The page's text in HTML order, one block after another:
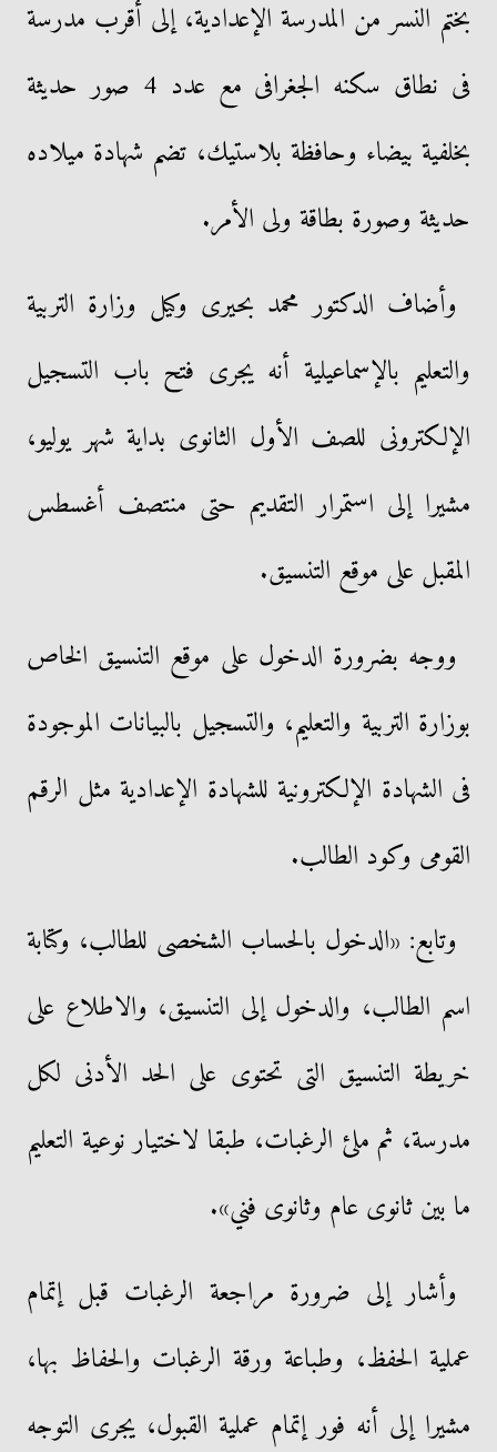
بختم النسر من المدرسة الإعدادية، إلى أقرب مدرسة
فى نطاق سكنه الجغرافى مع عدد 4 صور حديثة
بخلفية بيضاء وحافظة بلاستيك، تضم شهادة ميلاده
حديثة وصورة بطاقة ولى الأمر.
وأضاف الدكتور محمد بحيرى وكيل وزارة التربية
والتعليم بالإسماعيلية أنه يجرى فتح باب التسجيل
الإلكترونى للصف الأول الثانوى بداية شهر يوليو،
مشيرا إلى استمرار التقديم حتى منتصف أغسطس
المقبل على موقع التنسيق.
ووجه بضرورة الدخول على موقع التنسيق الخاص
بوزارة التربية والتعليم، والتسجيل بالبيانات الموجودة
فى الشهادة الإلكترونية للشهادة الإعدادية مثل الرقم
القومى وكود الطالب.
وتابع: «الدخول بالحساب الشخصى للطالب، وكتابة
اسم الطالب، والدخول إلى التنسيق، والاطلاع على
خريطة التنسيق التى تحتوى على الحد الأدنى لكل
مدرسة، ثم ملئ الرغبات، طبقا لاختيار نوعية التعليم
ما بين ثانوى عام وثانوى فني».
وأشار إلى ضرورة مراجعة الرغبات قبل إتمام
عملية الحفظ، وطباعة ورقة الرغبات والحفاظ بها،
مشيرا إلى أنه فور إتمام عملية القبول، يجرى التوجه